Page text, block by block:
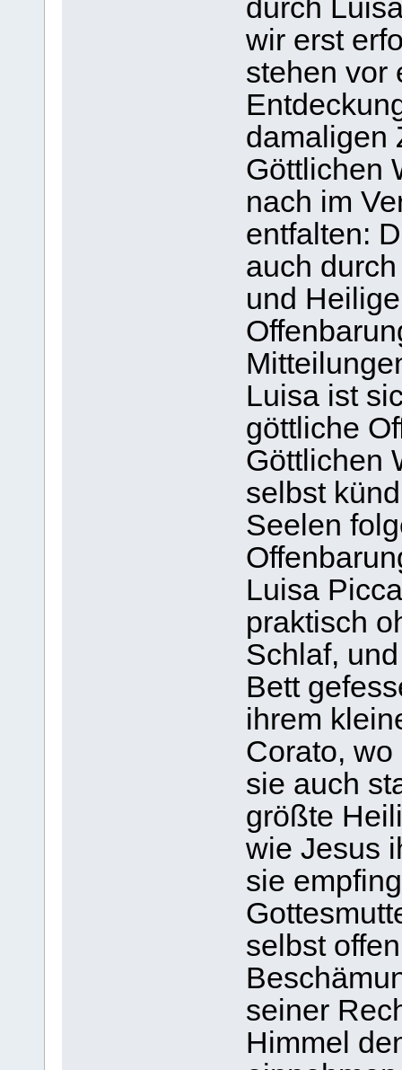
durch
wir erst
stehen vor
damaligen
Göttlichen
nach im
entfalten:
auch
und
Luisa ist
göttliche
Göttlichen
selbst
Seelen
Luisa
praktisch
Schlaf,
Bett
ihrem
Corato,
sie auch
größte
wie Jesus
sie
selbst
seiner
Himmel